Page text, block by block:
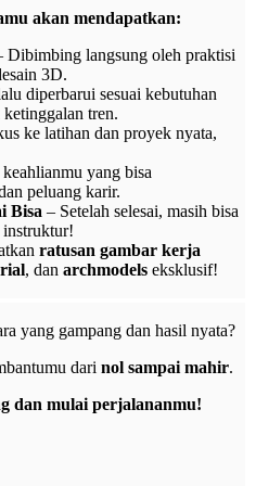
akan mendapatkan:
Dibimbing langsung oleh praktisi
3D.
diperbarui sesuai kebutuhan
tren.
ke latihan dan proyek nyata,
yang bisa
peluang karir.
Bisa – Setelah selesai, masih bisa
instruktur!
ratusan gambar kerja
, dan archmodels eksklusif!
yang gampang dan hasil nyata?
dari nol sampai mahir.
dan mulai perjalananmu!